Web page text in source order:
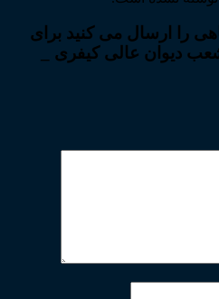
را ارسال می کنید برای
دیوان عالی کیفری _